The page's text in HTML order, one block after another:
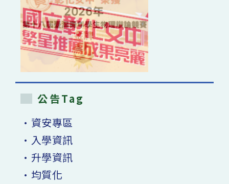
公告Tag
•資安專區
•入學資訊
•升學資訊
•均質化